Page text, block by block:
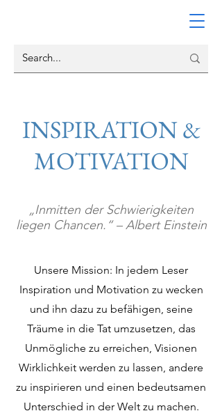
INSPIRATION &
MOTIVATION
„Inmitten der Schwierigkeiten
liegen Chancen.“ – Albert Einstein
Unsere Mission: In jedem Leser
Inspiration und Motivation zu wecken
und ihn dazu zu befähigen, seine
Träume in die Tat umzusetzen, das
Unmögliche zu erreichen, Visionen
Wirklichkeit werden zu lassen, andere
zu inspirieren und einen bedeutsamen
Unterschied in der Welt zu machen.